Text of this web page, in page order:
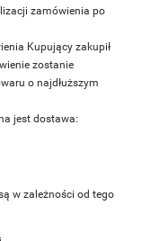
zamówienia po
Kupujący zakupił
zostanie
o najdłuższym
jest dostawa:
w zależności od tego